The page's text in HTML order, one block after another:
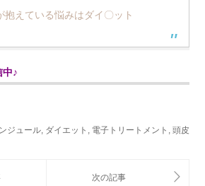
抱えている悩みはダイ〇ット
♪
ジュール, ダイエット , 電子トリートメント , 頭皮